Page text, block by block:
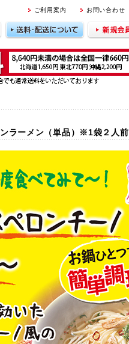
ご利用案内 お問い合わせ
ラーメン（単品）※1袋２人前